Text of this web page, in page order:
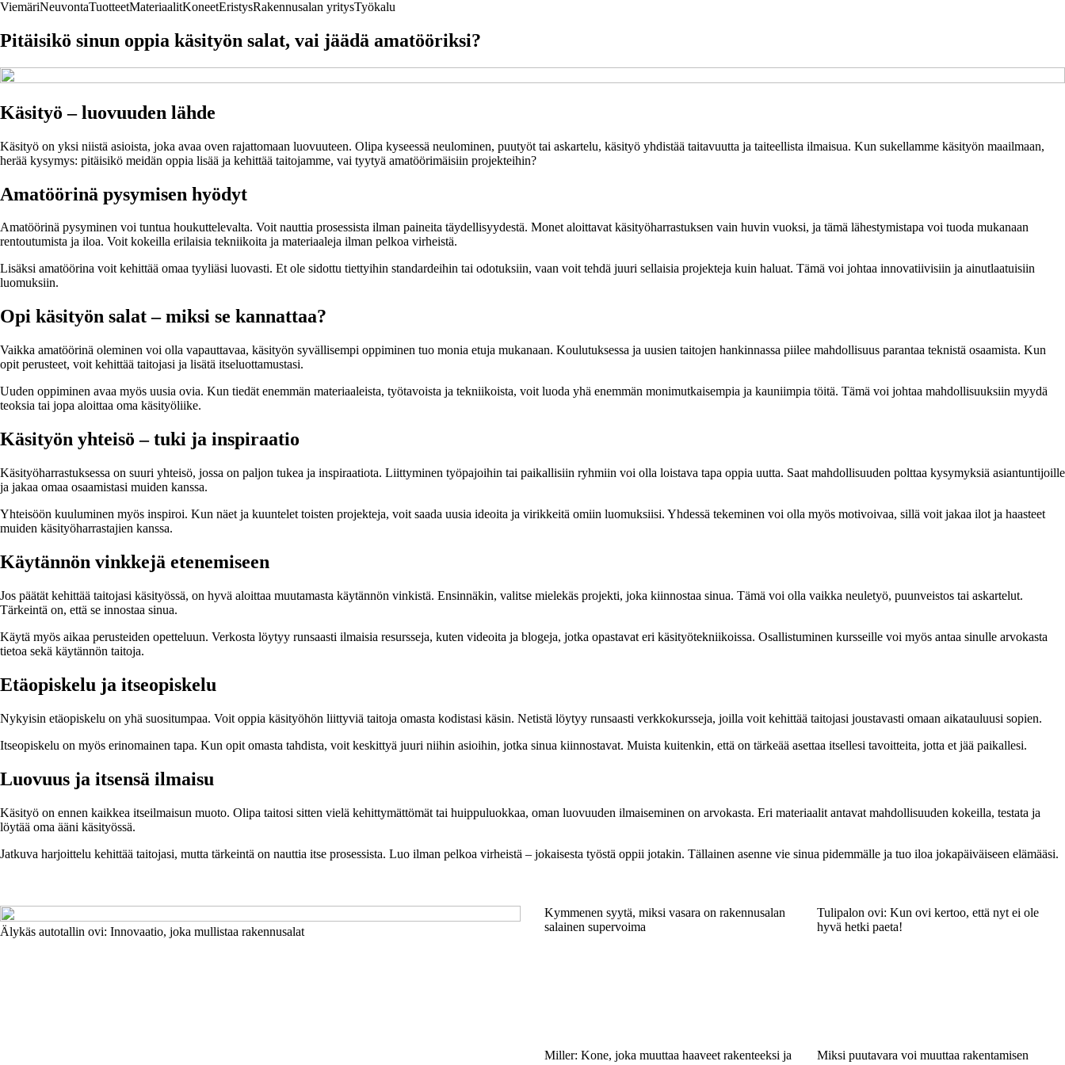
ViemäriNeuvontaTuotteetMateriaalitKoneetEristysRakennusalan yritysTyökalu
Pitäisikö sinun oppia käsityön salat, vai jäädä amatööriksi?
Käsityö – luovuuden lähde
Käsityö on yksi niistä asioista, joka avaa oven rajattomaan luovuuteen. Olipa kyseessä neulominen, puutyöt tai askartelu, käsityö yhdistää taitavuutta ja taiteellista ilmaisua. Kun sukellamme käsityön maailmaan,
herää kysymys: pitäisikö meidän oppia lisää ja kehittää taitojamme, vai tyytyä amatöörimäisiin projekteihin?
Amatöörinä pysymisen hyödyt
Amatöörinä pysyminen voi tuntua houkuttelevalta. Voit nauttia prosessista ilman paineita täydellisyydestä. Monet aloittavat käsityöharrastuksen vain huvin vuoksi, ja tämä lähestymistapa voi tuoda mukanaan
rentoutumista ja iloa. Voit kokeilla erilaisia tekniikoita ja materiaaleja ilman pelkoa virheistä.
Lisäksi amatöörina voit kehittää omaa tyyliäsi luovasti. Et ole sidottu tiettyihin standardeihin tai odotuksiin, vaan voit tehdä juuri sellaisia projekteja kuin haluat. Tämä voi johtaa innovatiivisiin ja ainutlaatuisiin
luomuksiin.
Opi käsityön salat – miksi se kannattaa?
Vaikka amatöörinä oleminen voi olla vapauttavaa, käsityön syvällisempi oppiminen tuo monia etuja mukanaan. Koulutuksessa ja uusien taitojen hankinnassa piilee mahdollisuus parantaa teknistä osaamista. Kun
opit perusteet, voit kehittää taitojasi ja lisätä itseluottamustasi.
Uuden oppiminen avaa myös uusia ovia. Kun tiedät enemmän materiaaleista, työtavoista ja tekniikoista, voit luoda yhä enemmän monimutkaisempia ja kauniimpia töitä. Tämä voi johtaa mahdollisuuksiin myydä
teoksia tai jopa aloittaa oma käsityöliike.
Käsityön yhteisö – tuki ja inspiraatio
Käsityöharrastuksessa on suuri yhteisö, jossa on paljon tukea ja inspiraatiota. Liittyminen työpajoihin tai paikallisiin ryhmiin voi olla loistava tapa oppia uutta. Saat mahdollisuuden polttaa kysymyksiä asiantuntijoille
ja jakaa omaa osaamistasi muiden kanssa.
Yhteisöön kuuluminen myös inspiroi. Kun näet ja kuuntelet toisten projekteja, voit saada uusia ideoita ja virikkeitä omiin luomuksiisi. Yhdessä tekeminen voi olla myös motivoivaa, sillä voit jakaa ilot ja haasteet
muiden käsityöharrastajien kanssa.
Käytännön vinkkejä etenemiseen
Jos päätät kehittää taitojasi käsityössä, on hyvä aloittaa muutamasta käytännön vinkistä. Ensinnäkin, valitse mielekäs projekti, joka kiinnostaa sinua. Tämä voi olla vaikka neuletyö, puunveistos tai askartelut.
Tärkeintä on, että se innostaa sinua.
Käytä myös aikaa perusteiden opetteluun. Verkosta löytyy runsaasti ilmaisia resursseja, kuten videoita ja blogeja, jotka opastavat eri käsityötekniikoissa. Osallistuminen kursseille voi myös antaa sinulle arvokasta
tietoa sekä käytännön taitoja.
Etäopiskelu ja itseopiskelu
Nykyisin etäopiskelu on yhä suositumpaa. Voit oppia käsityöhön liittyviä taitoja omasta kodistasi käsin. Netistä löytyy runsaasti verkkokursseja, joilla voit kehittää taitojasi joustavasti omaan aikatauluusi sopien.
Itseopiskelu on myös erinomainen tapa. Kun opit omasta tahdista, voit keskittyä juuri niihin asioihin, jotka sinua kiinnostavat. Muista kuitenkin, että on tärkeää asettaa itsellesi tavoitteita, jotta et jää paikallesi.
Luovuus ja itsensä ilmaisu
Käsityö on ennen kaikkea itseilmaisun muoto. Olipa taitosi sitten vielä kehittymättömät tai huippuluokkaa, oman luovuuden ilmaiseminen on arvokasta. Eri materiaalit antavat mahdollisuuden kokeilla, testata ja
löytää oma ääni käsityössä.
Jatkuva harjoittelu kehittää taitojasi, mutta tärkeintä on nauttia itse prosessista. Luo ilman pelkoa virheistä – jokaisesta työstä oppii jotakin. Tällainen asenne vie sinua pidemmälle ja tuo iloa jokapäiväiseen elämääsi.
Älykäs autotallin ovi: Innovaatio, joka mullistaa rakennusalat
Kymmenen syytä, miksi vasara on rakennusalan
salainen supervoima
Tulipalon ovi: Kun ovi kertoo, että nyt ei ole
hyvä hetki paeta!
Miller: Kone, joka muuttaa haaveet rakenteeksi ja
Miksi puutavara voi muuttaa rakentamisen